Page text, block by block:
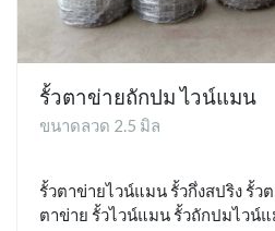
รั้วตาข่ายถักปม ไวน์แมน
ขนาดลวด 2.5 มิล
รั้วตาข่ายไวน์แมน รั้วกึ่งสปริง รั้ว
ตาข่าย รั้วไวน์แมน รั้วถักปมไวน์